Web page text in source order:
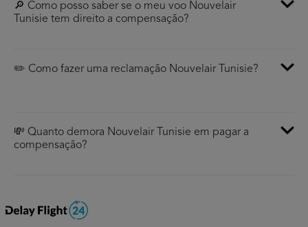
🔎 Como posso saber se o meu voo Nouvelair
Tunisie tem direito a compensação?
✏️ Como fazer uma reclamação Nouvelair Tunisie?
💸 Quanto demora Nouvelair Tunisie em pagar a
compensação?